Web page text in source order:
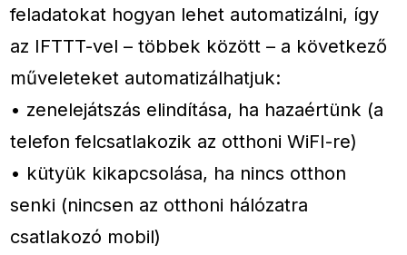
feladatokat hogyan lehet automatizálni, így
az IFTTT-vel – többek között – a következő
műveleteket automatizálhatjuk:
• zenelejátszás elindítása, ha hazaértünk (a
telefon felcsatlakozik az otthoni WiFI-re)
• kütyük kikapcsolása, ha nincs otthon
senki (nincsen az otthoni hálózatra
csatlakozó mobil)